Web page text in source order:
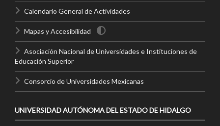
Calendario General de Actividades
Mapas y Accesibilidad
Asociación Nacional de Universidades e Instituciones de
Educación Superior
Consorcio de Universidades Mexicanas
UNIVERSIDAD AUTÓNOMA DEL ESTADO DE HIDALGO